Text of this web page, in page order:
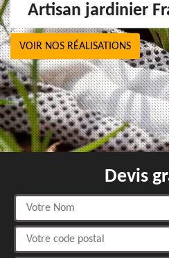
Artisan jardinier
VOIR NOS RÉALISATIONS
Devis